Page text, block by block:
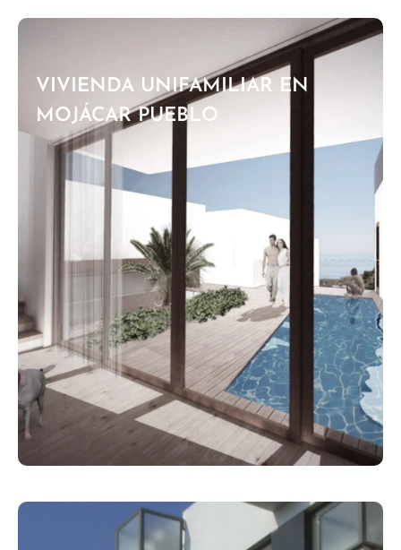
VIVIENDA UNIFAMILIAR EN
MOJÁCAR PUEBLO